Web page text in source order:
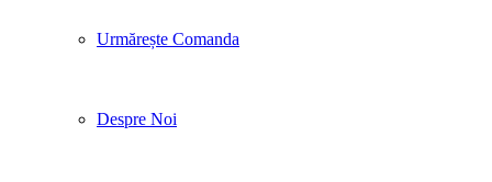
Urmărește Comanda
Despre Noi